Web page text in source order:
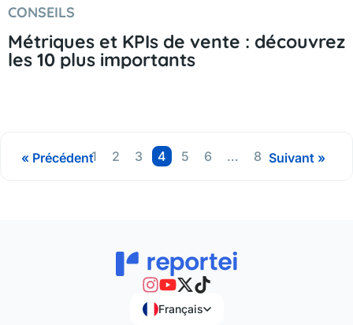
CONSEILS
Métriques et KPIs de vente : découvrez
les 10 plus importants
« Précédent1
2
3
4
5
6
…
8 Suivant »
Français